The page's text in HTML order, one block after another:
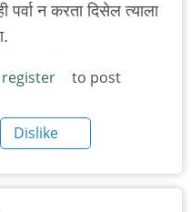
पर्वा न करता दिसेल त्याला
register
to post
Dislike